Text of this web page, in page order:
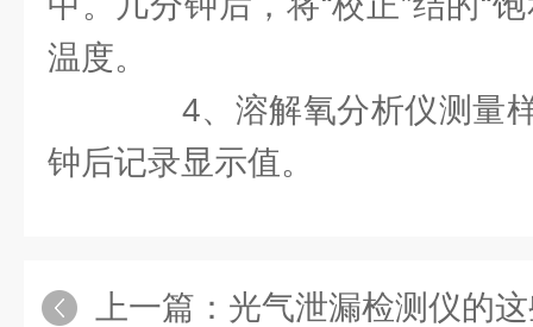
温度。
4、溶解氧分析仪测量样
钟后记录显示值。
上一篇： 光气泄漏检测仪的这些